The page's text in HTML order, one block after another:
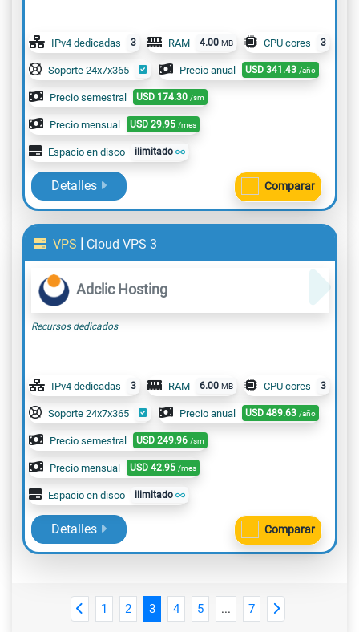
IPv4 dedicadas 3 RAM 4.00 MB CPU cores 3
Soporte 24x7x365 Precio anual USD 341.43 /año
Precio semestral USD 174.30 /sm
Precio mensual USD 29.95 /mes
Espacio en disco ilimitado
Detalles Comparar
VPS | Cloud VPS 3
Adclic Hosting
Recursos dedicados
IPv4 dedicadas 3 RAM 6.00 MB CPU cores 3
Soporte 24x7x365 Precio anual USD 489.63 /año
Precio semestral USD 249.96 /sm
Precio mensual USD 42.95 /mes
Espacio en disco ilimitado
Detalles Comparar
1 2 3 4 5 ... 7